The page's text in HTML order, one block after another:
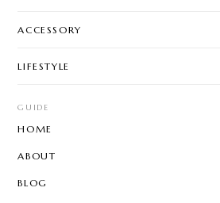
ACCESSORY
LIFESTYLE
GUIDE
HOME
ABOUT
BLOG